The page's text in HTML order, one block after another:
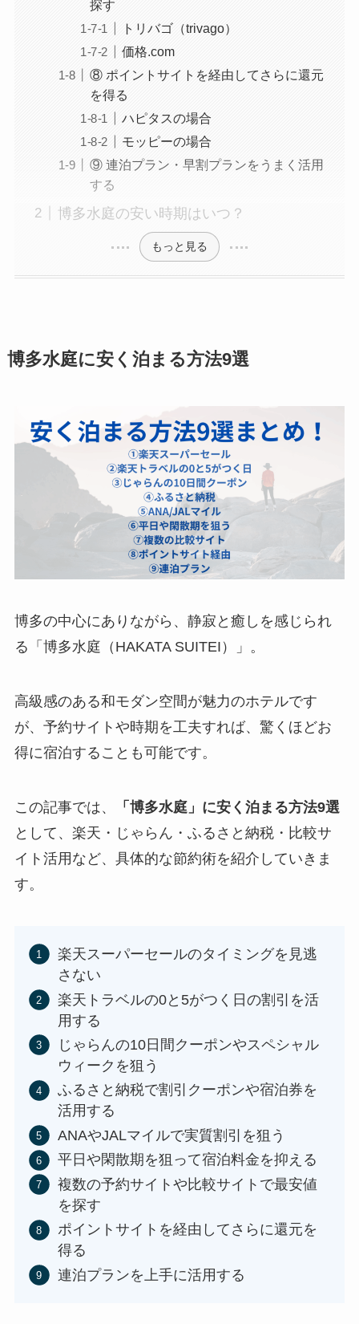
探す
トリバゴ（trivago）
価格.com
⑧ ポイントサイトを経由してさらに還元
を得る
ハピタスの場合
モッピーの場合
⑨ 連泊プラン・早割プランをうまく活用
する
博多水庭の安い時期はいつ？
もっと見る
博多水庭に安く泊まる方法9選
博多の中心にありながら、静寂と癒しを感じられ
る「博多水庭（HAKATA SUITEI）」。
高級感のある和モダン空間が魅力のホテルです
が、予約サイトや時期を工夫すれば、驚くほどお
得に宿泊することも可能です。
この記事では、
「博多水庭」に安く泊まる方法9選
として、楽天・じゃらん・ふるさと納税・比較サ
イト活用など、具体的な節約術を紹介していきま
す。
楽天スーパーセールのタイミングを見逃
さない
楽天トラベルの0と5がつく日の割引を活
用する
じゃらんの10日間クーポンやスペシャル
ウィークを狙う
ふるさと納税で割引クーポンや宿泊券を
活用する
ANAやJALマイルで実質割引を狙う
平日や閑散期を狙って宿泊料金を抑える
複数の予約サイトや比較サイトで最安値
を探す
ポイントサイトを経由してさらに還元を
得る
連泊プランを上手に活用する